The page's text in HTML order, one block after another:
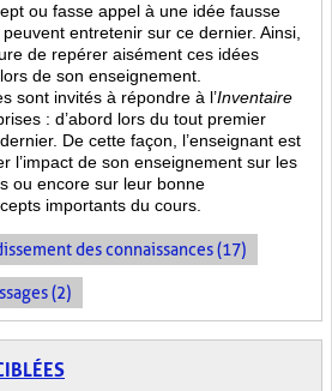
ou fasse appel à une idée fausse
entretenir sur ce dernier. Ainsi,
de repérer aisément ces idées
de son enseignement.
sont invités à répondre à l’Inventaire
: d’abord lors du tout premier
De cette façon, l’enseignant est
l’impact de son enseignement sur les
ou encore sur leur bonne
importants du cours.
des connaissances (17)
(2)